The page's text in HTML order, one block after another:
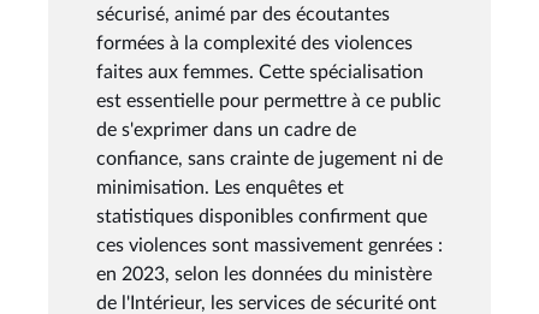
sécurisé, animé par des écoutantes
formées à la complexité des violences
faites aux femmes. Cette spécialisation
est essentielle pour permettre à ce public
de s'exprimer dans un cadre de
confiance, sans crainte de jugement ni de
minimisation. Les enquêtes et
statistiques disponibles confirment que
ces violences sont massivement genrées :
en 2023, selon les données du ministère
de l'Intérieur, les services de sécurité ont